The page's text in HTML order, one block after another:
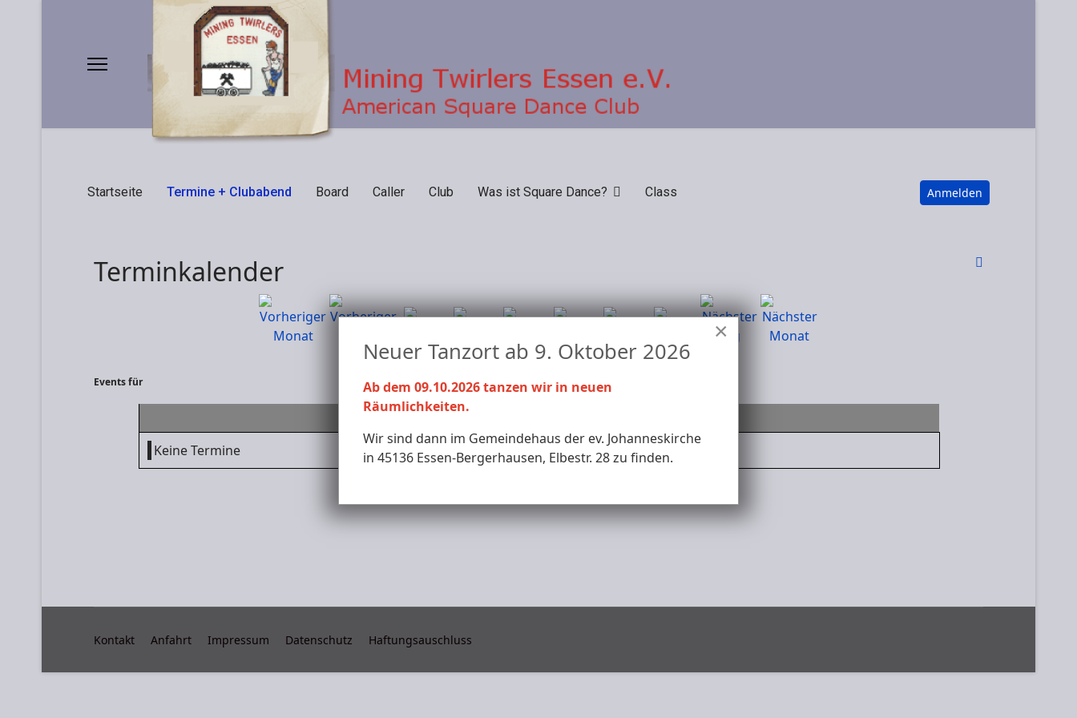
Startseite Termine + Clubabend Board Caller Club Was ist Square Dance? Class Anmelden
Terminkalender
Nach Jahr
Nach
Nach
Heute Suche
Gehe zu
Events für
Keine Termine
Kontakt Anfahrt Impressum Datenschutz Haftungsauschluss
×
Neuer Tanzort ab 9. Oktober 2026
Ab dem 09.10.2026 tanzen wir in neuen
Räumlichkeiten.
Wir sind dann im Gemeindehaus der ev. Johanneskirche
in 45136 Essen-Bergerhausen, Elbestr. 28 zu finden.